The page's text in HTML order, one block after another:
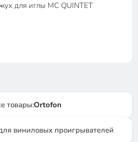
для иглы MC QUINTET
товары:Ortofon
виниловых проигрывателей